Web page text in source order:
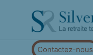
Contactez-nous